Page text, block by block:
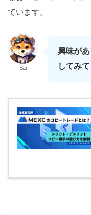
ています。
Sai
興味が
してみ